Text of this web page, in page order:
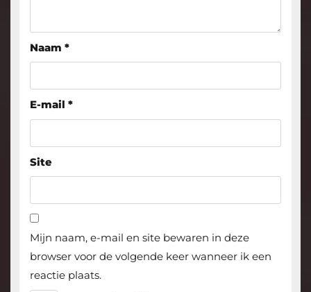
Naam *
E-mail *
Site
Mijn naam, e-mail en site bewaren in deze
browser voor de volgende keer wanneer ik een
reactie plaats.